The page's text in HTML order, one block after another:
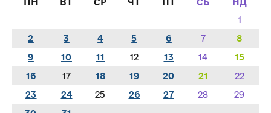
ПН ВТ СР ЧТ ПТ СБ
НД
1
2
3 4 5 6 7
8
9
10 11 12 13 14
15
16
17 18 19 20 21
22
23
24 25 26 27 28
29